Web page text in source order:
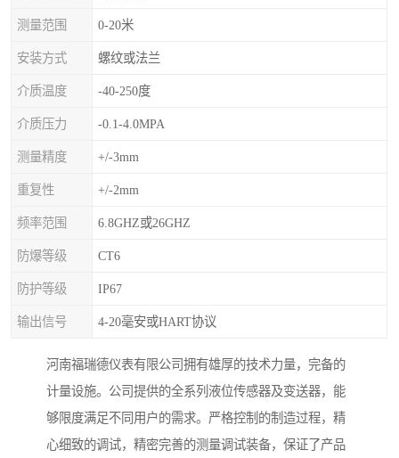
测量范围 0-20米
安装方式 螺纹或法兰
介质温度 -40-250度
介质压力 -0.1-4.0MPA
测量精度 +/-3mm
重复性 +/-2mm
频率范围 6.8GHZ或26GHZ
防爆等级 CT6
防护等级 IP67
输出信号 4-20毫安或HART协议
河南福瑞德仪表有限公司拥有雄厚的技术力量，完备的
计量设施。公司提供的全系列液位传感器及变送器，能
够限度满足不同用户的需求。严格控制的制造过程，精
心细致的调试，精密完善的测量调试装备，保证了产品